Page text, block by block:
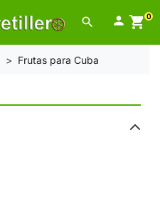
search  shopping_cart0
Frutas para Cuba